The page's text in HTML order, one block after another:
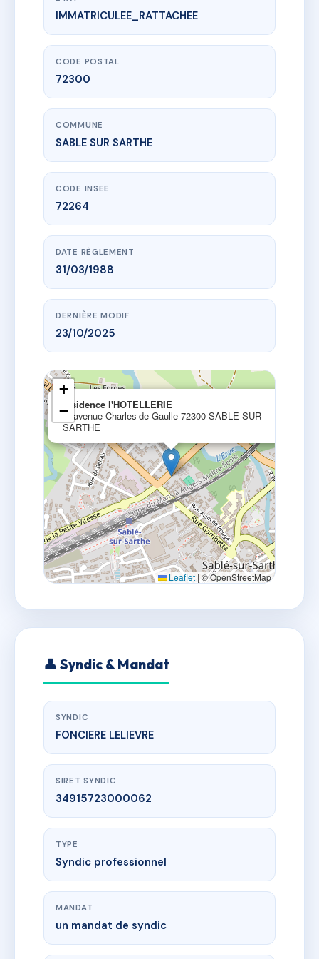
www.vme.plus/AC6833263
residence l'HOTELLERIE
1 Avenue Charles de Gaulle72300 SABLE SUR SARTHE
IMMATRICULEE_RATTACHEE
CODE POSTAL
72300
COMMUNE
SABLE SUR SARTHE
CODE INSEE
72264
DATE RÈGLEMENT
31/03/1988
DERNIÈRE MODIF.
23/10/2025
residence l'HOTELLERIE
1, avenue Charles de Gaulle 72300 SABLE SUR
SARTHE
+
−
Leaflet | © OpenStreetMap
👤 Syndic & Mandat
SYNDIC
FONCIERE LELIEVRE
SIRET SYNDIC
34915723000062
TYPE
Syndic professionnel
MANDAT
un mandat de syndic